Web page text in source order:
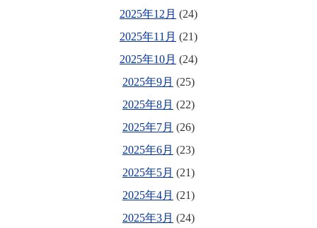
2025年12月 (24)
2025年11月 (21)
2025年10月 (24)
2025年9月 (25)
2025年8月 (22)
2025年7月 (26)
2025年6月 (23)
2025年5月 (21)
2025年4月 (21)
2025年3月 (24)